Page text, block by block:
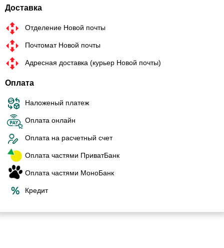
Доставка
Отделение Новой почты
Почтомат Новой почты
Адресная доставка (курьер Новой почты)
Оплата
Наложеный платеж
Оплата онлайн
Оплата на расчетный счет
Оплата частями ПриватБанк
Оплата частями МоноБанк
Кредит